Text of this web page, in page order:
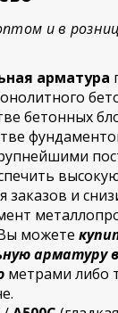
и в
арматура
бетонных
заказов и
можете
арматуру в
метрами либо